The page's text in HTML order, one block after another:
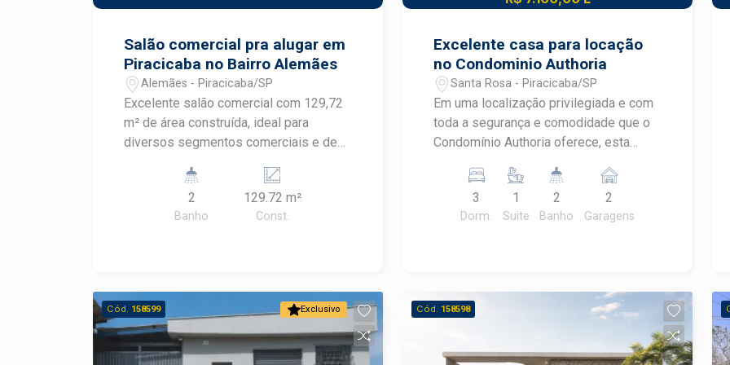
Salão comercial pra alugar em
Piracicaba no Bairro Alemães
Alemães - Piracicaba/SP
Excelente salão comercial com 129,72
m² de área construída, ideal para
diversos segmentos comerciais e de
espaço interno, proporcionando
flexibilidade para adequação do seu
negócio; 2 banheiros; Boa distribuição
funcional e versátil para empresas que
buscam um imóvel com excelente
potencial comercial. Entre em contato
para mais informações e agende uma
2
Banho
129.72 m²
Const.
Excelente casa para locação
no Condominio Authoria
Santa Rosa - Piracicaba/SP
Em uma localização privilegiada e com
toda a segurança e comodidade que o
Condomínio Authoria oferece, esta
fino acabamento, pela funcionalidade
dos ambientes e pelos diferenciais
tecnológicos que proporcionam mais
condicionado. A área social integra
ambientes aconchegantes e bem
iluminados, enquanto a cozinha possui
armários planejados e coifa, garantindo
3
Dorm.
1
Suite
2
Banho
2
Garagens
Exclusivo
Cód. 158599 Cód. 158598